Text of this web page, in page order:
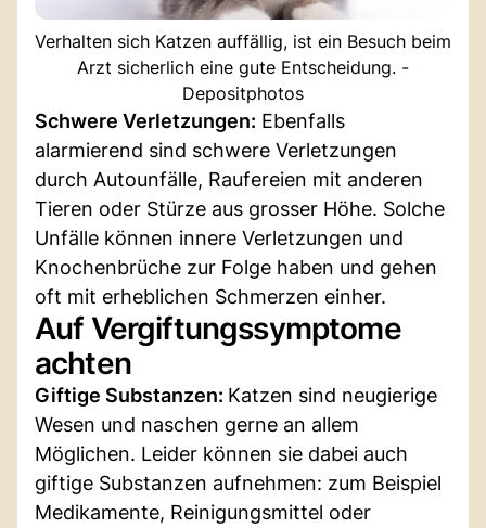
Verhalten sich Katzen auffällig, ist ein Besuch beim
Arzt sicherlich eine gute Entscheidung. -
Depositphotos
Schwere Verletzungen: Ebenfalls
alarmierend sind schwere Verletzungen
durch Autounfälle, Raufereien mit anderen
Tieren oder Stürze aus grosser Höhe. Solche
Unfälle können innere Verletzungen und
Knochenbrüche zur Folge haben und gehen
oft mit erheblichen Schmerzen einher.
Auf Vergiftungssymptome
achten
Giftige Substanzen: Katzen sind neugierige
Wesen und naschen gerne an allem
Möglichen. Leider können sie dabei auch
giftige Substanzen aufnehmen: zum Beispiel
Medikamente, Reinigungsmittel oder